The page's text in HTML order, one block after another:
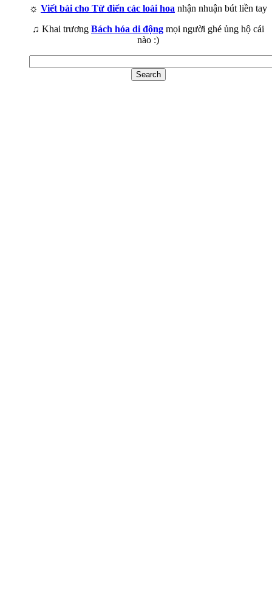
☼ Viết bài cho Từ điển các loài hoa nhận nhuận bút liền tay
♫ Khai trương Bách hóa di động mọi người ghé ủng hộ cái
nào :)